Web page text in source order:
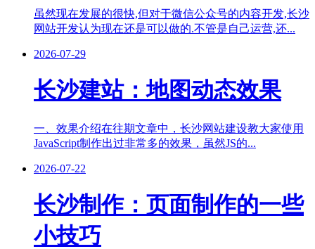
虽然现在发展的很快,但对于微信公众号的内容开发,长沙
网站开发认为现在还是可以做的.不管是自己运营,还...
2026-07-29
长沙建站：地图动态效果
一、效果介绍在往期文章中，长沙网站建设教大家使用
JavaScript制作出过非常多的效果，虽然JS的...
2026-07-22
长沙制作：页面制作的一些
小技巧